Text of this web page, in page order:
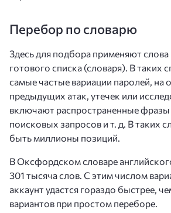
Перебор по словарю
Здесь для подбора применяют
готового списка (словаря). В таких
самые частые вариации паролей, на
предыдущих атак, утечек или
включают распространенные фразы
поисковых запросов и т. д. В таких
быть миллионы позиций.
В Оксфордском словаре
301 тысяча слов. С этим числом
аккаунт удастся гораздо быстрее,
вариантов при простом переборе.